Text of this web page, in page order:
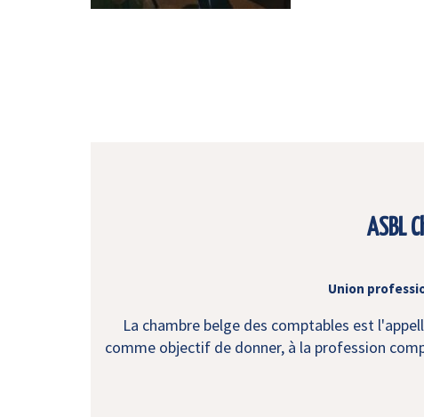
ASBL
Union
La chambre belge des comptables est
comme objectif de donner, à la profession